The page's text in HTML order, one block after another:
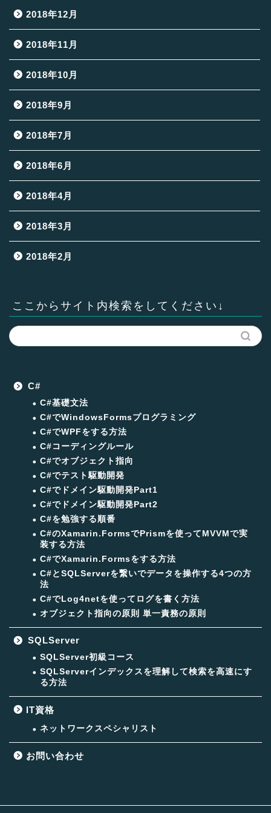
2018年12月
2018年11月
2018年10月
2018年9月
2018年7月
2018年6月
2018年4月
2018年3月
2018年2月
ここからサイト内検索をしてください↓
C#
C#基礎文法
C#でWindowsFormsプログラミング
C#でWPFをする方法
C#コーディングルール
C#でオブジェクト指向
C#でテスト駆動開発
C#でドメイン駆動開発Part1
C#でドメイン駆動開発Part2
C#を勉強する順番
C#のXamarin.FormsでPrismを使ってMVVMで実
装する方法
C#でXamarin.Formsをする方法
C#とSQLServerを繋いでデータを操作する4つの方
法
C#でLog4netを使ってログを書く方法
オブジェクト指向の原則 単一責務の原則
SQLServer
SQLServer初級コース
SQLServerインデックスを理解して検索を高速にす
る方法
IT資格
ネットワークスペシャリスト
お問い合わせ